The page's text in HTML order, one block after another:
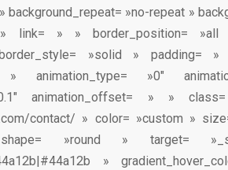
background_repeat= »no-repeat »
» link= » » border_position=
»solid » padding=
» animation_type= »0″
»0.1″ animation_offset= » »
contact/ » color= »custom »
»round » target=
»